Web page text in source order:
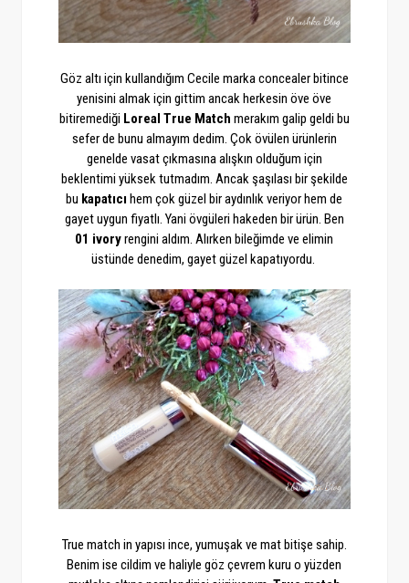
Göz altı için kullandığım Cecile marka concealer bitince
yenisini almak için gittim ancak herkesin öve öve
bitiremediği Loreal True Match merakım galip geldi bu
sefer de bunu almayım dedim. Çok övülen ürünlerin
genelde vasat çıkmasına alışkın olduğum için
beklentimi yüksek tutmadım. Ancak şaşılası bir şekilde
bu kapatıcı hem çok güzel bir aydınlık veriyor hem de
gayet uygun fiyatlı. Yani övgüleri hakeden bir ürün. Ben
01 ivoryrengini aldım. Alırken bileğimde ve elimin
üstünde denedim, gayet güzel kapatıyordu.
True match in yapısı ince, yumuşak ve mat bitişe sahip.
Benim ise cildim ve haliyle göz çevrem kuru o yüzden